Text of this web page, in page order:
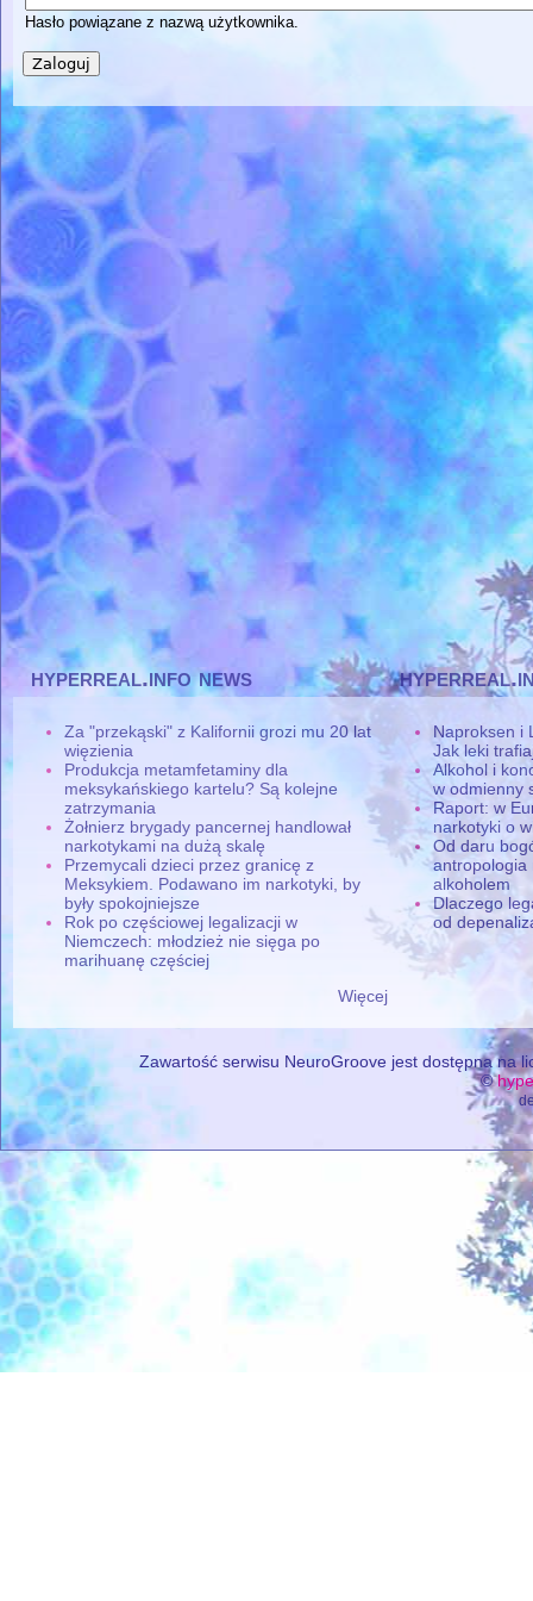
Hasło powiązane z nazwą użytkownika.
hyperreal.info news
Za "przekąski" z Kalifornii grozi mu 20 lat
więzienia
Produkcja metamfetaminy dla
meksykańskiego kartelu? Są kolejne
zatrzymania
Żołnierz brygady pancernej handlował
narkotykami na dużą skalę
Przemycali dzieci przez granicę z
Meksykiem. Podawano im narkotyki, by
były spokojniejsze
Rok po częściowej legalizacji w
Niemczech: młodzież nie sięga po
marihuanę częściej
Więcej
Naproksen i
Jak leki
Alkohol i
w odmienny
Raport: w
narkotyki o
Od daru
antropologia
alkoholem
Dlaczego
od
Zawartość serwisu NeuroGroove jest dostępna na
©